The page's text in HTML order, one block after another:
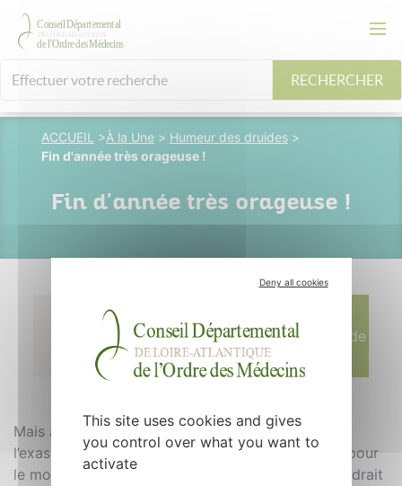
RECHERCHER
ACCUEIL >À la Une > Humeur des druides >
Fin d'année très orageuse !
Fin d'année très orageuse !
12 janvier 2015
Chupin - Dessin de
P. Leveque
Mais aussi et surtout, en ce qui nous concerne,
l’exaspération des druides face à un pouvoir qui, pour
le moins, ne sait pas discuter ou négocier. On voudrait
Deny all cookies
This site uses cookies and gives
you control over what you want to
activate